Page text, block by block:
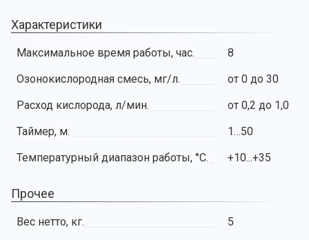
Характеристики
Максимальное время работы, час.
8
Озонокислородная смесь, мг/л.
от 0 до 30
Расход кислорода, л/мин.
от 0,2 до 1,0
Таймер, м.
1…50
Температурный диапазон работы, °С.
+10...+35
Прочее
Вес нетто, кг.
5